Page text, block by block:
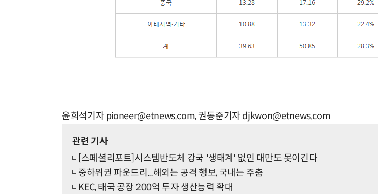
윤희석기자 pioneer@etnews.com, 권동준기자 djkwon@etnews.com
관련 기사
[스페셜리포트]시스템반도체 강국 '생태계' 없인 대만도 못이긴다
중하위권 파운드리...해외는 공격 행보, 국내는 주춤
KEC, 태국 공장 200억 투자 생산능력 확대